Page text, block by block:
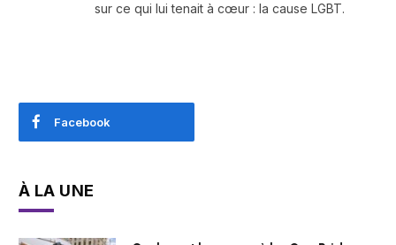
sur ce qui lui tenait à cœur : la cause LGBT.
Facebook
À LA UNE